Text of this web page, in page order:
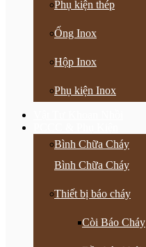
Phụ kiện thép
Ống Inox
Hộp Inox
Phụ kiện Inox
Bình Chữa Cháy
Bình Chữa Cháy
Thiết bị báo cháy
Còi Báo Cháy